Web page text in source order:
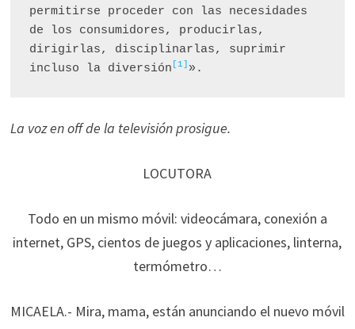
permitirse proceder con las necesidades
de los consumidores, producirlas,
dirigirlas, disciplinarlas, suprimir
incluso la diversión [1] ».
La voz en off de la televisión prosigue.
LOCUTORA
Todo en un mismo móvil: videocámara, conexión a
internet, GPS, cientos de juegos y aplicaciones, linterna,
termómetro…
MICAELA.- Mira, mama, están anunciando el nuevo móvil